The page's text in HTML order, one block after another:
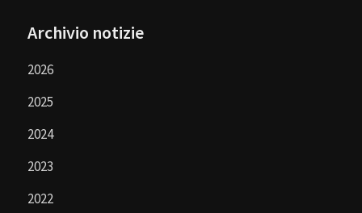
Archivio notizie
2026
2025
2024
2023
2022